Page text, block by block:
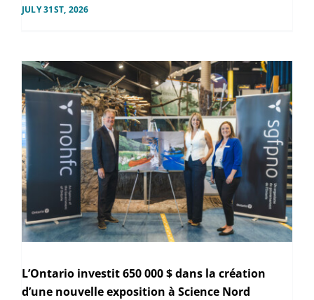
JULY 31ST, 2026
L’Ontario investit 650 000 $ dans la création
d’une nouvelle exposition à Science Nord